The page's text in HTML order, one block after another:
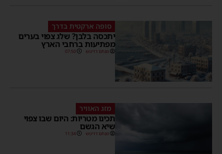
סופה ארקטית בדרך
יתכסה בלבן? שלג צפוי בערים
מפתיעות ברחבי הארץ
מנחם דויטש 07:50
מזג האוויר
תכינו מטריות: היום שבו צפוי
שיא הגשם
מנחם דויטש 11:34